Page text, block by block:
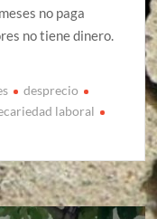
no paga
no tiene dinero.
desprecio
laboral